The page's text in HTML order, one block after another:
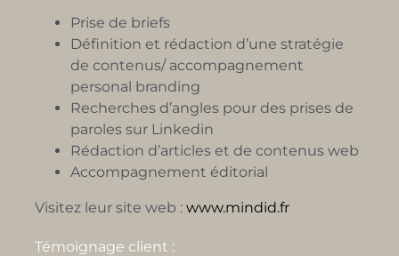
Prise de briefs
Définition et rédaction d’une stratégie
de contenus/ accompagnement
personal branding
Recherches d’angles pour des prises de
paroles sur Linkedin
Rédaction d’articles et de contenus web
Accompagnement éditorial
Visitez leur site web : www.mindid.fr
Témoignage client :